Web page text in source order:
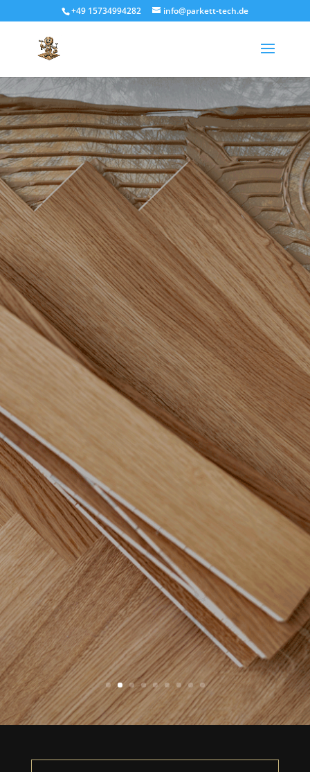
+49 15734994282 info@parkett-tech.de